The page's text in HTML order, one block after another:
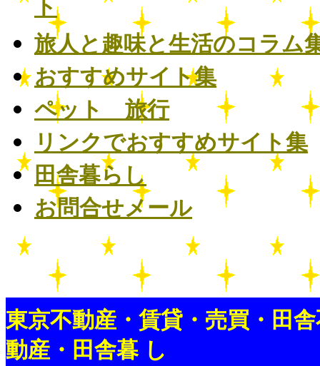
ト
旅人と趣味と生活のコラム
おすすめサイト集
ペット 旅行
リンクでおすすめサイト集
田舎暮らし
お問合せメール
東京不動産・賃貸・売買・田
動産・田舎暮 し